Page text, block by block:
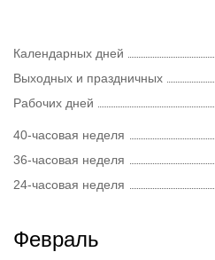
Календарных дней
Выходных и праздничных
Рабочих дней
40-часовая неделя
36-часовая неделя
24-часовая неделя
Февраль